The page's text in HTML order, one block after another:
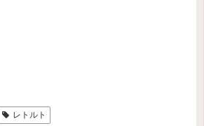
レトルト